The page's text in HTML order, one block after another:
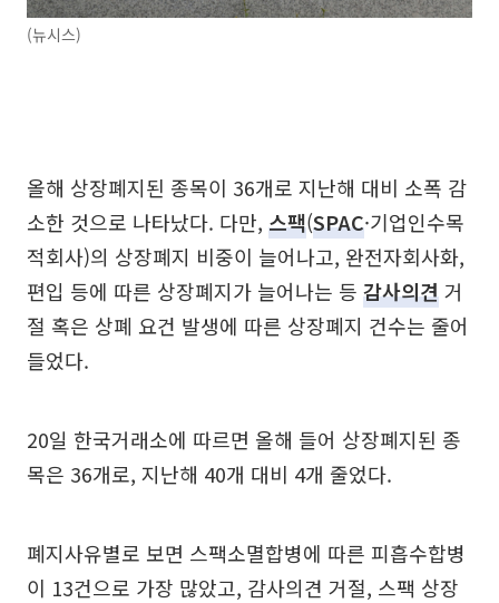
(뉴시스)
올해 상장폐지된 종목이 36개로 지난해 대비 소폭 감
소한 것으로 나타났다. 다만, 스팩(SPAC·기업인수목
적회사)의 상장폐지 비중이 늘어나고, 완전자회사화,
편입 등에 따른 상장폐지가 늘어나는 등 감사의견거
절 혹은 상폐 요건 발생에 따른 상장폐지 건수는 줄어
들었다.
20일 한국거래소에 따르면 올해 들어 상장폐지된 종
목은 36개로, 지난해 40개 대비 4개 줄었다.
폐지사유별로 보면 스팩소멸합병에 따른 피흡수합병
이 13건으로 가장 많았고, 감사의견 거절, 스팩 상장